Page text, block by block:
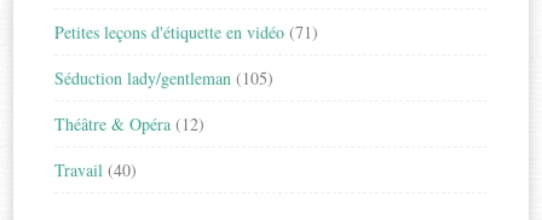
Petites leçons d'étiquette en vidéo (71)
Séduction lady/gentleman (105)
Théâtre & Opéra (12)
Travail (40)